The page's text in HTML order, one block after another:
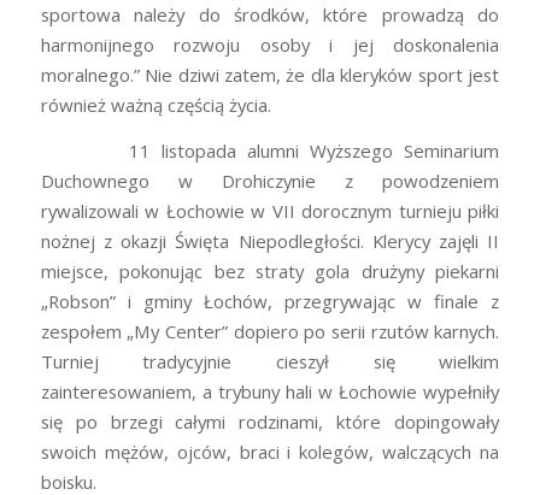
sportowa należy do środków, które prowadzą do
harmonijnego rozwoju osoby i jej doskonalenia
moralnego.” Nie dziwi zatem, że dla kleryków sport jest
również ważną częścią życia.
11 listopada alumni Wyższego Seminarium
Duchownego w Drohiczynie z powodzeniem
rywalizowali w Łochowie w VII dorocznym turnieju piłki
nożnej z okazji Święta Niepodległości. Klerycy zajęli II
miejsce, pokonując bez straty gola drużyny piekarni
„Robson” i gminy Łochów, przegrywając w finale z
zespołem „My Center” dopiero po serii rzutów karnych.
Turniej tradycyjnie cieszył się wielkim
zainteresowaniem, a trybuny hali w Łochowie wypełniły
się po brzegi całymi rodzinami, które dopingowały
swoich mężów, ojców, braci i kolegów, walczących na
boisku.